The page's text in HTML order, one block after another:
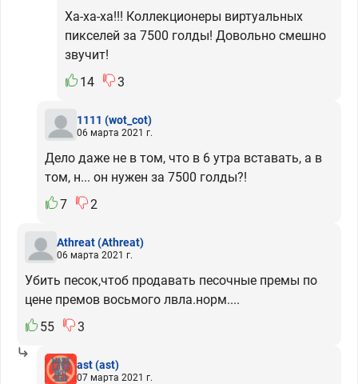
Ха-ха-ха!!! Коллекционеры виртуальных
пикселей за 7500 голды! Довольно смешно
звучит!
14
3
1111 (wot_cot)
06 марта 2021 г.
Дело даже не в том, что в 6 утра вставать, а в
том, н... он нужен за 7500 голды?!
7
2
Athreat(Athreat)
06 марта 2021 г.
Убить песок,чтоб продавать песочные премы по
цене премов восьмого лвла.норм....
55
3
ast(ast)
07 марта 2021 г.